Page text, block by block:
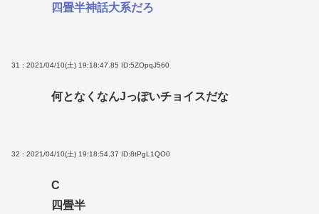
四畳半神話大系だろ
31 : 2021/04/10(土) 19:18:47.85 ID:5ZOpqJ560
何となくなんJっぽいチョイスだな
32 : 2021/04/10(土) 19:18:54.37 ID:8tPgL1QO0
C
四畳半